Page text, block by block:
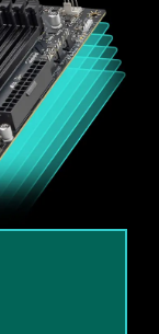
護蓋，減少靜
保護蓋相較，